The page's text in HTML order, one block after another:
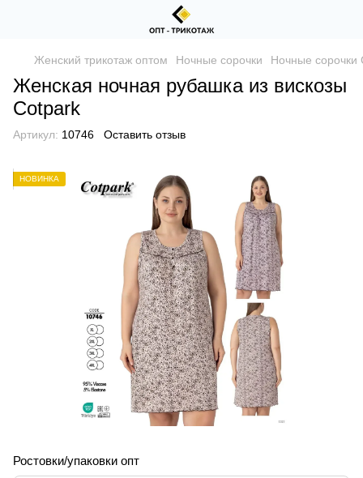
Женский трикотаж оптом Ночные сорочки Ночные сорочки
Женская ночная рубашка из вискозы
Сotpark
Артикул: 10746 Оставить отзыв
НОВИНКА
Ростовки/упаковки опт